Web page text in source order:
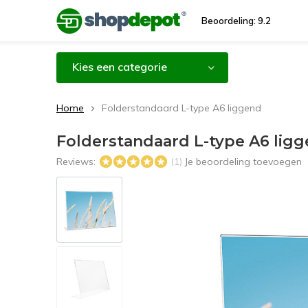
Beoordeling: 9.2
Kies een categorie
Home Folderstandaard L-type A6 liggend
Folderstandaard L-type A6
Reviews: (1) Je beoordeling toevoegen